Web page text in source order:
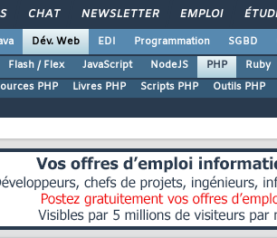
CHAT NEWSLETTER EMPLOI
Dév. Web EDI Programmation SGBD
Flash / Flex JavaScript NodeJS PHP Ruby
PHP Livres PHP Scripts PHP Outils PHP